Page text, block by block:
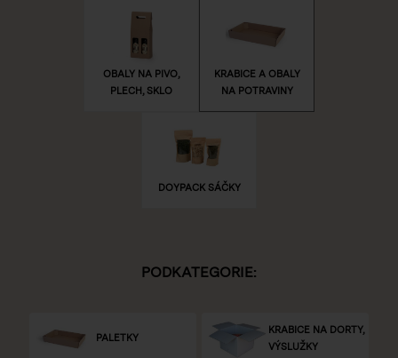
OBALY NA PIVO,
PLECH, SKLO
KRABICE A OBALY
NA POTRAVINY
DOYPACK SÁČKY
PODKATEGORIE:
PALETKY
KRABICE NA DORTY,
VÝSLUŽKY